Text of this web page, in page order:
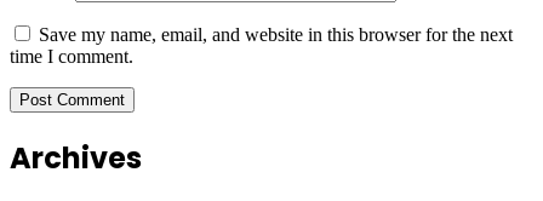
Save my name, email, and website in this browser for the next
time I comment.
Archives